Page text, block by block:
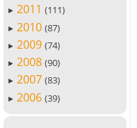
► 2011 (111)
► 2010 (87)
► 2009 (74)
► 2008 (90)
► 2007 (83)
► 2006 (39)